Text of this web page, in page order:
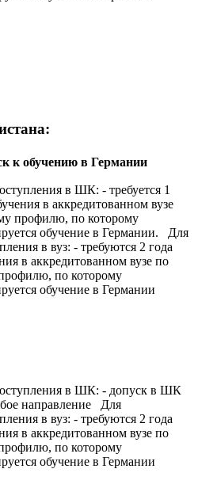
к обучению в Германии
в ШК: - требуется 1
в аккредитованном вузе
профилю, по которому
обучение в Германии. Для
в вуз: - требуются 2 года
в аккредитованном вузе по
по которому
обучение в Германии
в ШК: - допуск в ШК
направление Для
в вуз: - требуются 2 года
в аккредитованном вузе по
по которому
обучение в Германии